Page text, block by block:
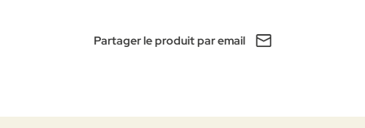
Partager le produit par email